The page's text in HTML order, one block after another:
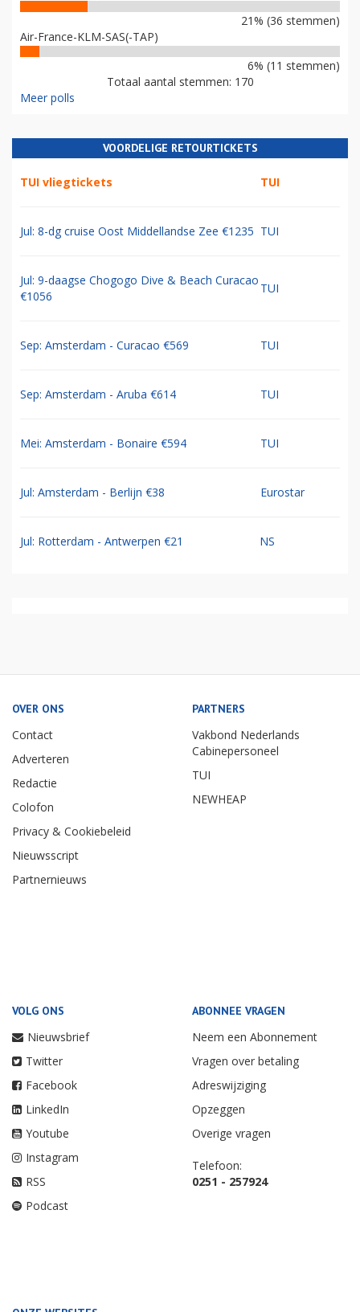
21% (36 stemmen)
Air-France-KLM-SAS(-TAP)
6% (11 stemmen)
Totaal aantal stemmen: 170
Meer polls
VOORDELIGE RETOURTICKETS
TUI vliegtickets TUI
Jul: 8-dg cruise Oost Middellandse Zee €1235 TUI
Jul: 9-daagse Chogogo Dive & Beach Curacao
€1056
TUI
Sep: Amsterdam - Curacao €569 TUI
Sep: Amsterdam - Aruba €614 TUI
Mei: Amsterdam - Bonaire €594 TUI
Jul: Amsterdam - Berlijn €38 Eurostar
Jul: Rotterdam - Antwerpen €21 NS
OVER ONS
Contact
Adverteren
Redactie
Colofon
Privacy & Cookiebeleid
Nieuwsscript
Partnernieuws
PARTNERS
Vakbond Nederlands
Cabinepersoneel
TUI
NEWHEAP
VOLG ONS
Nieuwsbrief
Twitter
Facebook
LinkedIn
Youtube
Instagram
RSS
Podcast
ABONNEE VRAGEN
Neem een Abonnement
Vragen over betaling
Adreswijziging
Opzeggen
Overige vragen
Telefoon:
0251 - 257924